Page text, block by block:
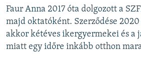
Faur Anna 2017 óta dolgozott a
majd oktatóként. Szerződése
akkor kétéves ikergyermekei és a
miatt egy időre inkább otthon